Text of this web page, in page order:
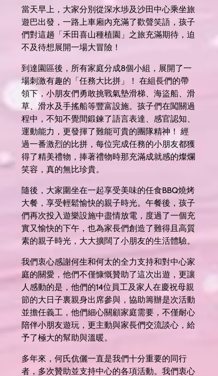
當天早上，大家分別從深水埗及沙田中心乘坐旅
遊巴出發，一路上車廂內充滿了歡聲笑語，孩子
們對這趟「禾田喜山種植園」之旅充滿期待，迫
不及待想展開一場大冒險！
到達園區後，所有家庭分成8個小組，展開了一
場刺激有趣的「任務大比拼」！ 在組長們的帶
領下，小朋友們勇敢挑戰氣墊滑梯、海盜船、滑
草、滑水及手搖船等豐富設施。孩子們在闖關過
程中，不知不覺間鍛鍊了語言表達、感官認知、
運動能力，更發揮了難能可貴的團隊精神！ 經
過一番激烈的比拼，每位完成任務的小朋友都獲
得了精美禮物，捧著禮物時那充滿成就感的燦爛
笑容，真的無比珍貴。
隨後，大家圍坐在一起享受美味的任食BBQ燒烤
大餐，享受輕鬆愉快的親子時光。午餐後，孩子
們再次投入遊樂設施中盡情放電，度過了一個充
實又愉快的下午，也為家長們創造了難得且高質
素的親子時光，大大擴闊了小朋友的生活體驗。
我們衷心感謝何生和何太的全力支持和對中心家
庭的關愛，他們不僅慷慨贊助了這次出遊，更讓
人感動的是，他們的14位員工及家人在慶祝母親
節的大日子裏親身出席參與，協助籌辦是次活動
並擔任義工，他們細心關顧家庭需要，不僅耐心
陪伴小朋友遊玩，更主動與家長們交流談心，給
予了極大的幫助與溫暖。
多年來，何氏伉儷一直是我們十分重要的同行
者，多次贊助並支持中心的各項活動。我們衷心